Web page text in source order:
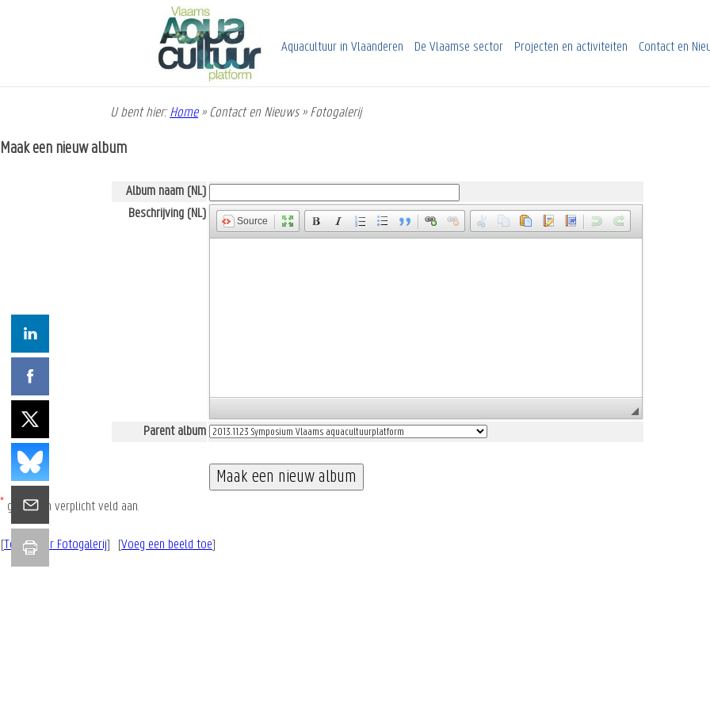
Aquacultuur in Vlaanderen De Vlaamse sector Projecten en activiteiten Contact en
U bent hier: Home » Contact en Nieuws » Fotogalerij
Maak een nieuw album
Album naam (NL)
Beschrijving (NL)
Source
Parent album
* geeft een verplicht veld aan.
[Terug naar Fotogalerij] [Voeg een beeld toe]